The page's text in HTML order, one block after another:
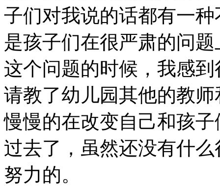
子们对我说的话都有一
是孩子们在很严肃的问
这个问题的时候，我感
请教了幼儿园其他的教
慢慢的在改变自己和孩
过去了，虽然还没有什
努力的。